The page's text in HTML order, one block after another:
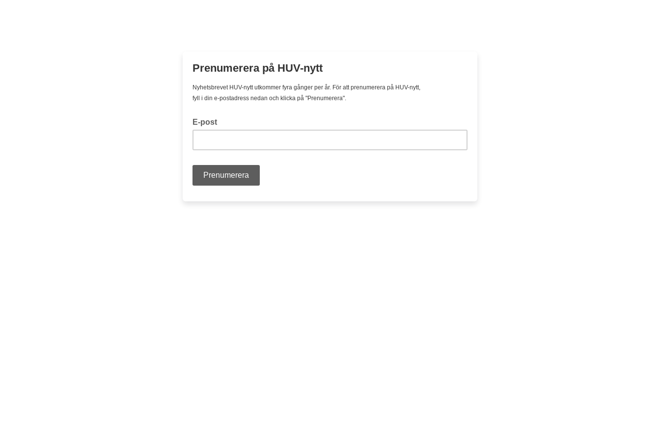
Prenumerera på HUV-nytt
Nyhetsbrevet HUV-nytt utkommer fyra gånger per år. För att prenumerera på HUV-nytt,
fyll i din e-postadress nedan och klicka på "Prenumerera".
E-post